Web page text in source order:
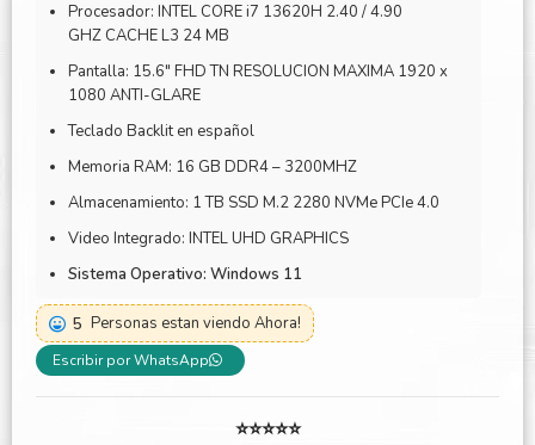
Procesador: INTEL CORE i7 13620H 2.40 / 4.90
GHZ CACHE L3 24 MB
Pantalla: 15.6″ FHD TN RESOLUCION MAXIMA 1920 x
1080 ANTI-GLARE
Teclado Backlit en español
Memoria RAM: 16 GB DDR4 – 3200MHZ
Almacenamiento: 1 TB SSD M.2 2280 NVMe PCIe 4.0
Video Integrado: INTEL UHD GRAPHICS
Sistema Operativo: Windows 11
5 Personas estan viendo Ahora!
Escribir por WhatsApp
⭐⭐⭐⭐⭐